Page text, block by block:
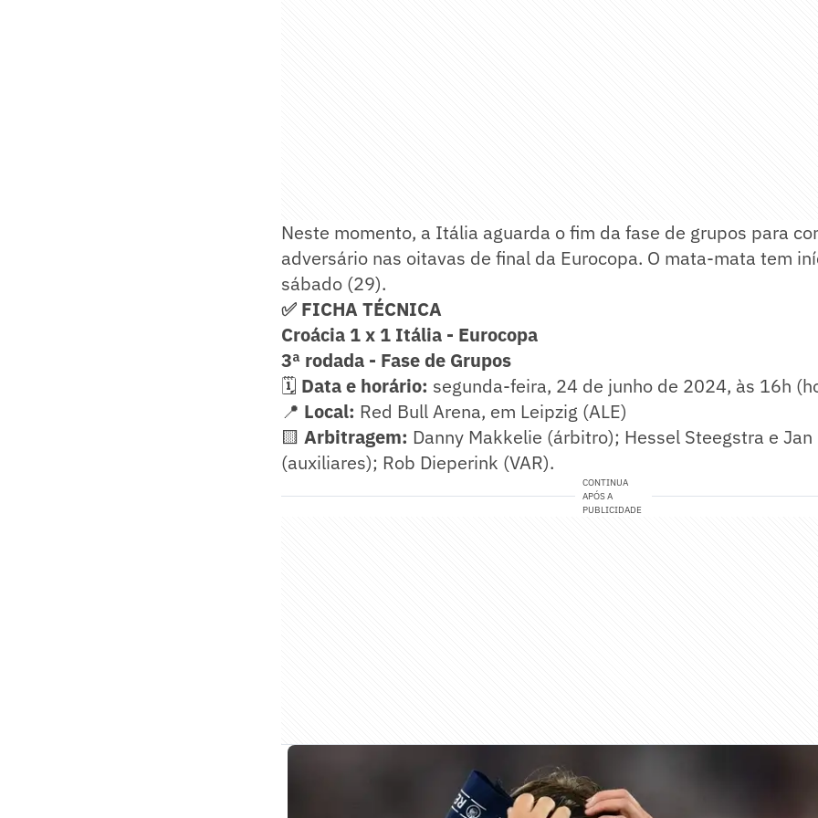
Neste momento, a Itália aguarda o fim da fase de grupos para
adversário nas oitavas de final da Eurocopa. O mata-mata tem
sábado (29).
✅ FICHA TÉCNICA
Croácia 1 x 1 Itália - Eurocopa
3ª rodada - Fase de Grupos
🗓️ Data e horário: segunda-feira, 24 de junho de 2024, às 16h
📍 Local: Red Bull Arena, em Leipzig (ALE)
🟨 Arbitragem: Danny Makkelie (árbitro); Hessel Steegstra e Jan
(auxiliares); Rob Dieperink (VAR).
CONTINUA
APÓS A
PUBLICIDADE